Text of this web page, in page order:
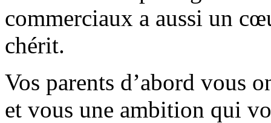
commerciaux a aussi un
chérit.
Vos parents d’abord vous
et vous une ambition qui